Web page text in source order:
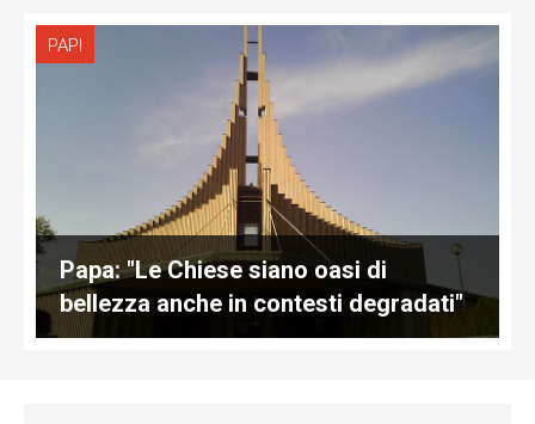
PAPI
Papa: "Le Chiese siano oasi di
bellezza anche in contesti degradati"